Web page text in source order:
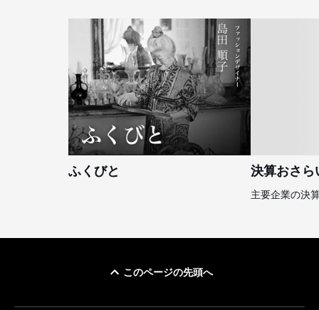
ふくびと 決算おさら
主要企業の決
このページの先頭へ